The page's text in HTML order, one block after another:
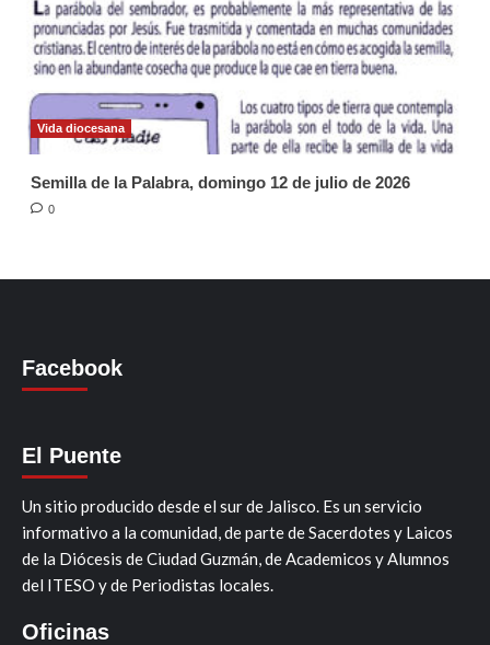
Vida diocesana
Semilla de la Palabra, domingo 12 de julio de 2026
0
Facebook
El Puente
Un sitio producido desde el sur de Jalisco. Es un servicio
informativo a la comunidad, de parte de Sacerdotes y Laicos
de la Diócesis de Ciudad Guzmán, de Academicos y Alumnos
del ITESO y de Periodistas locales.
Oficinas